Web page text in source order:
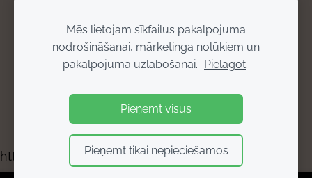
Par mums Privātuma politika Atgriešanas
noteikumi
Piegādes noteikumi Rekvizīti
https://bisuprodukti.mozello.lv/kontakti/
Mēs lietojam sīkfailus pakalpojuma
nodrošināšanai, mārketinga nolūkiem un
pakalpojuma uzlabošanai. Pielāgot
Pieņemt visus
Pieņemt tikai nepieciešamos